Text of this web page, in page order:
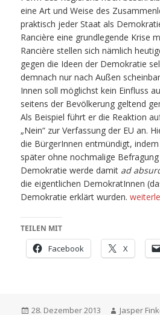
eine Art und Weise des
praktisch jeder Staat als
Rancière eine grundlegende Krise
Rancière stellen sich nämlich
gegen die Ideen der Demokratie
demnach nur nach Außen
Innen soll möglichst kein Einfluss
seitens der Bevölkerung geltend
Als Beispiel führt er die Reaktion
„Nein“ zur Verfassung der EU an.
die BürgerInnen entmündigt,
später ohne nochmalige
Demokratie werde damit ad
die eigentlichen DemokratInnen
Demokratie erklärt wurden.
TEILEN MIT
Facebook X
Veröffentlicht
28. Dezember 2013 Autor
Jasper